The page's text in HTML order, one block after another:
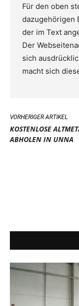
Für den oben
dazugehörigen
der im Text
Der
sich
macht sich
VORHERIGER ARTIKEL
KOSTENLOSE
ABHOLEN IN UNNA